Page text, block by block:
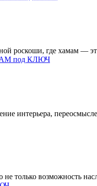
роскоши, где хамам —
интерьера,
не только возможность